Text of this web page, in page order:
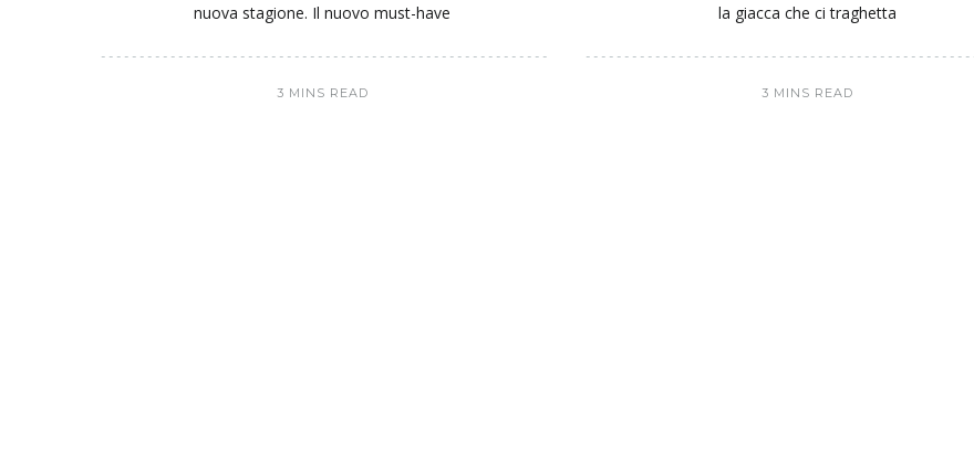
nuova stagione. Il nuovo must-have
3 MINS READ
la giacca che ci traghetta
3 MINS READ